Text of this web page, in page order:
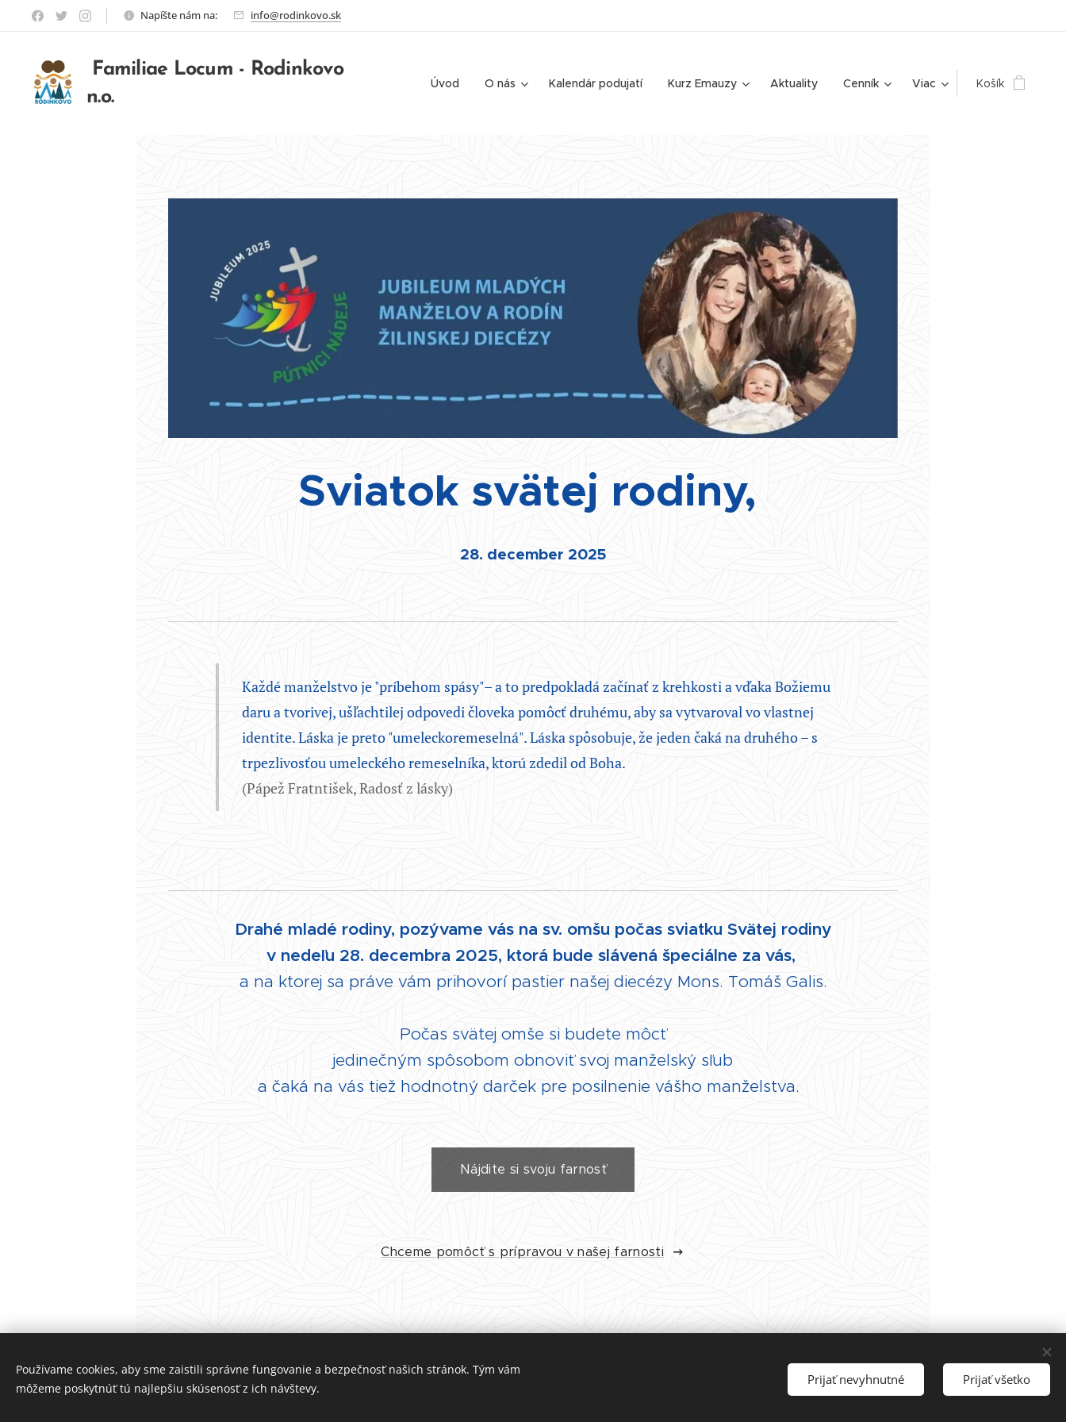
Napíšte nám na: info@rodinkovo.sk
Familiae Locum - Rodinkovo
n.o.
Úvod O nás Kalendár podujatí Kurz Emauzy Aktuality Cenník Viac Košík
Sviatok svätej rodiny,
28. december 2025
Každé manželstvo je "príbehom spásy"– a to predpokladá začínať z krehkosti a vďaka Božiemu
daru a tvorivej, ušľachtilej odpovedi človeka pomôcť druhému, aby sa vytvaroval vo vlastnej
identite. Láska je preto "umeleckoremeselná". Láska spôsobuje, že jeden čaká na druhého – s
trpezlivosťou umeleckého remeselníka, ktorú zdedil od Boha.
(Pápež Fratntišek, Radosť z lásky)
Drahé mladé rodiny, pozývame vás na sv. omšu počas sviatku Svätej rodiny
v nedeľu 28. decembra 2025, ktorá bude slávená špeciálne za vás,
a na ktorej sa práve vám prihovorí pastier našej diecézy Mons. Tomáš Galis.
Počas svätej omše si budete môcť
jedinečným spôsobom obnoviť svoj manželský sľub
a čaká na vás tiež hodnotný darček pre posilnenie vášho manželstva.
Nájdite si svoju farnosť
Chceme pomôcť s prípravou v našej farnosti
© 2012-2025 Familiae Locum - Rodinkovo n.o.
Používame cookies, aby sme zaistili správne fungovanie a bezpečnosť našich stránok. Tým vám
môžeme poskytnúť tú najlepšiu skúsenosť z ich návštevy.
Prijať nevyhnutné Prijať všetko